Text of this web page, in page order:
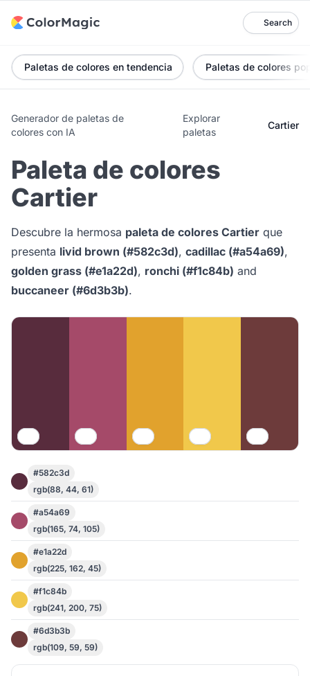
Search
Paletas de colores en tendencia Paletas de colores
Generador de paletas de
colores con IA
Explorar
paletas
Cartier
Paleta de colores
Cartier
Descubre la hermosa paleta de colores Cartier que
presenta livid brown (#582c3d), cadillac (#a54a69),
golden grass (#e1a22d), ronchi (#f1c84b) and
buccaneer (#6d3b3b).
#582c3d
rgb(88, 44, 61)
#a54a69
rgb(165, 74, 105)
#e1a22d
rgb(225, 162, 45)
#f1c84b
rgb(241, 200, 75)
#6d3b3b
rgb(109, 59, 59)